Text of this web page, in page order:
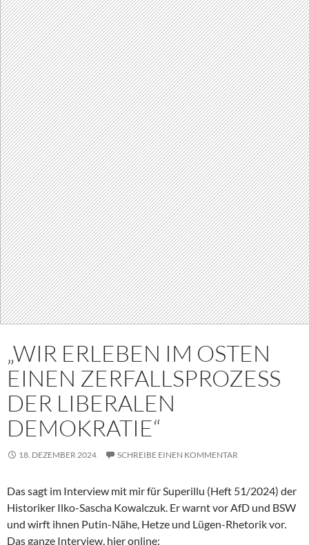
„WIR ERLEBEN IM OSTEN
EINEN ZERFALLSPROZESS
DER LIBERALEN
DEMOKRATIE“
18. DEZEMBER 2024 SCHREIBE EINEN KOMMENTAR
Das sagt im Interview mit mir für Superillu (Heft 51/2024) der
Historiker Ilko-Sascha Kowalczuk. Er warnt vor AfD und BSW
und wirft ihnen Putin-Nähe, Hetze und Lügen-Rhetorik vor.
Das ganze Interview, hier online: